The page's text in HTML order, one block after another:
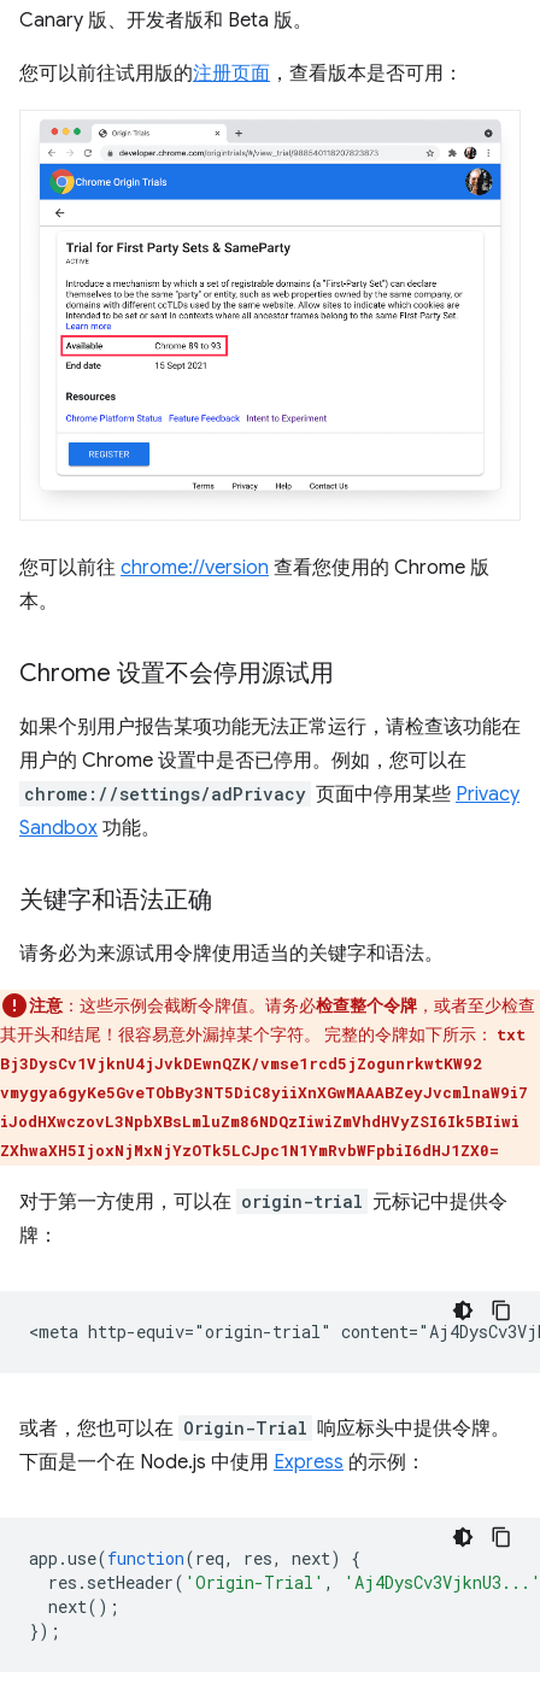
Canary 版、开发者版和 Beta 版。
您可以前往试用版的注册页面 ，查看版本是否可用：
您可以前往 chrome://version 查看您使用的 Chrome 版
本。
Chrome 设置不会停用源试用
如果个别用户报告某项功能无法正常运行，请检查该功能在
用户的 Chrome 设置中是否已停用。例如，您可以在
chrome://settings/adPrivacy 页面中停用某些 Privacy
Sandbox 功能。
关键字和语法正确
请务必为来源试用令牌使用适当的关键字和语法。
注意 ：这些示例会截断令牌值。请务必检查整个令牌 ，或者至少检查
其开头和结尾！很容易意外漏掉某个字符。 完整的令牌如下所示：
txt
Bj3DysCv1VjknU4jJvkDEwnQZK/vmse1rcd5jZogunrkwtKW92
vmygya6gyKe5GveTObBy3NT5DiC8yiiXnXGwMAAABZeyJvcmlnaW9i7
iJodHXwczovL3NpbXBsLmluZm86NDQzIiwiZmVhdHVyZSI6Ik5BIiwi
ZXhwaXH5IjoxNjMxNjYzOTk5LCJpc1N1YmRvbWFpbiI6dHJ1ZX0=
对于第一方使用，可以在 origin-trial 元标记中提供令
牌：
或者，您也可以在 Origin-Trial 响应标头中提供令牌。
下面是一个在 Node.js 中使用 Express 的示例：
app .use(function(req, res, next)
{
res . setHeader( 'Origin-Trial' ,
'Aj4DysCv3VjknU3...'
next();
});